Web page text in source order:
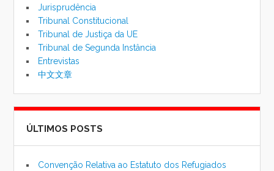
Jurisprudência
Tribunal Constitucional
Tribunal de Justiça da UE
Tribunal de Segunda Instância
Entrevistas
中文文章
ÚLTIMOS POSTS
Convenção Relativa ao Estatuto dos Refugiados